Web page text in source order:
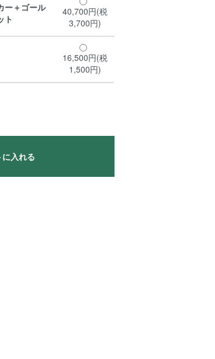
ー＋ゴール
ト
40,700円(税
3,700円)
16,500円(税
1,500円)
に入れる